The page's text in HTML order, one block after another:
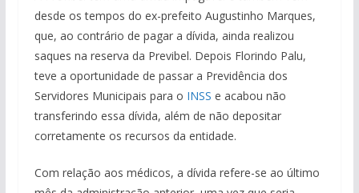
desde os tempos do ex-prefeito Augustinho Marques,
que, ao contrário de pagar a dívida, ainda realizou
saques na reserva da Previbel. Depois Florindo Palu,
teve a oportunidade de passar a Previdência dos
Servidores Municipais para o INSS e acabou não
transferindo essa dívida, além de não depositar
corretamente os recursos da entidade.
Com relação aos médicos, a dívida refere-se ao último